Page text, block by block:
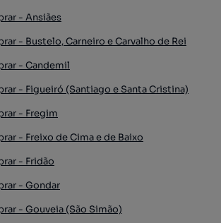
- Ansiães
- Bustelo, Carneiro e Carvalho de Rei
- Candemil
- Figueiró (Santiago e Santa Cristina)
- Fregim
- Freixo de Cima e de Baixo
- Fridão
- Gondar
- Gouveia (São Simão)